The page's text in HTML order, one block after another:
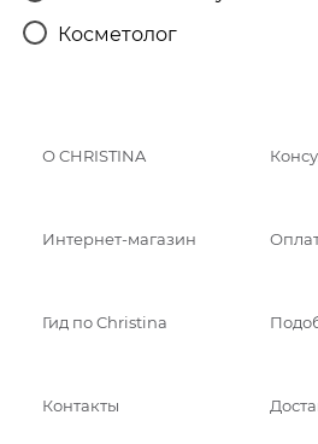
Косметолог
О CHRISTINA
Интернет-магазин
Гид по Christina
Контакты